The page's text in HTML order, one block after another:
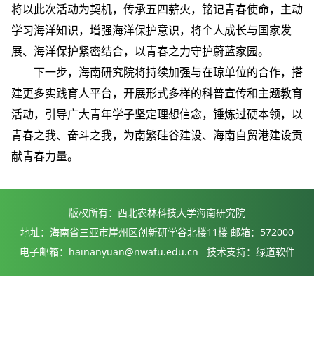
将以此次活动为契机，传承五四薪火，铭记青春使命，主动
学习海洋知识，增强海洋保护意识，将个人成长与国家发
展、海洋保护紧密结合，以青春之力守护蔚蓝家园。
下一步，海南研究院将持续加强与在琼单位的合作，搭
建更多实践育人平台，开展形式多样的科普宣传和主题教育
活动，引导广大青年学子坚定理想信念，锤炼过硬本领，以
青春之我、奋斗之我，为南繁硅谷建设、海南自贸港建设贡
献青春力量。
版权所有：西北农林科技大学海南研究院
地址：海南省三亚市崖州区创新研学谷北楼11楼 邮箱：572000
电子邮箱：hainanyuan@nwafu.edu.cn 技术支持：绿道软件